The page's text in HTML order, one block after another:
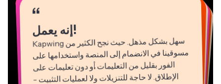
“
إنه يعمل!
Kapwing
سهل بشكل مذهل. حيث نجح الكثير من
مسوقينا في الانضمام إلى المنصة واستخدامها على
الفور بقليل من التعليمات أو دون تعليمات على
الإطلاق. لا حاجة للتنزيلات ولا لعمليات التثبيت -
فهو يعمل بكل بساط
“
“
“
“
“
“